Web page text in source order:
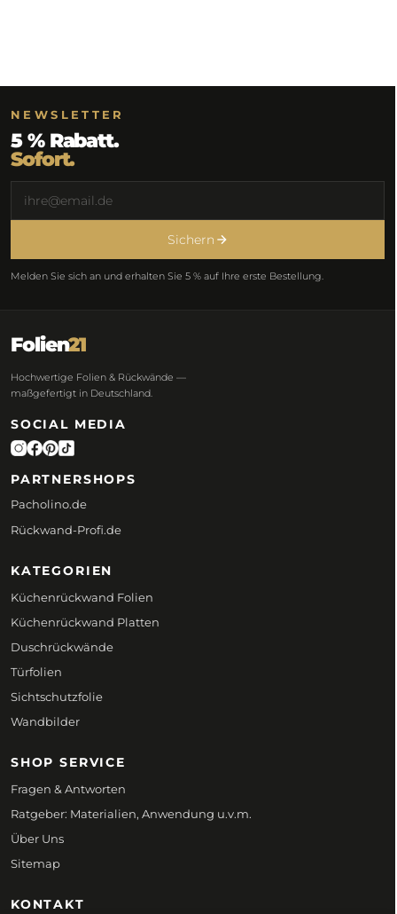
NEWSLETTER
5 % Rabatt.
Sofort.
Sichern
Melden Sie sich an und erhalten Sie 5 % auf Ihre erste Bestellung.
Folien21
Hochwertige Folien & Rückwände —
maßgefertigt in Deutschland.
SOCIAL MEDIA
PARTNERSHOPS
Pacholino.de
Rückwand-Profi.de
KATEGORIEN
Küchenrückwand Folien
Küchenrückwand Platten
Duschrückwände
Türfolien
Sichtschutzfolie
Wandbilder
SHOP SERVICE
Fragen & Antworten
Ratgeber: Materialien, Anwendung u.v.m.
Über Uns
Sitemap
KONTAKT